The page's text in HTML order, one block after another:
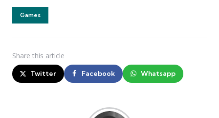
Games
Share this article
Twitter Facebook Whatsapp